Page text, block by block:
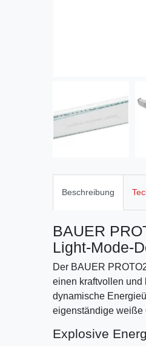
Beschreibung
BAUER
Light-Mode-
Der BAUER
einen kraftvollen und
dynamische
eigenständige weiße
Explosive